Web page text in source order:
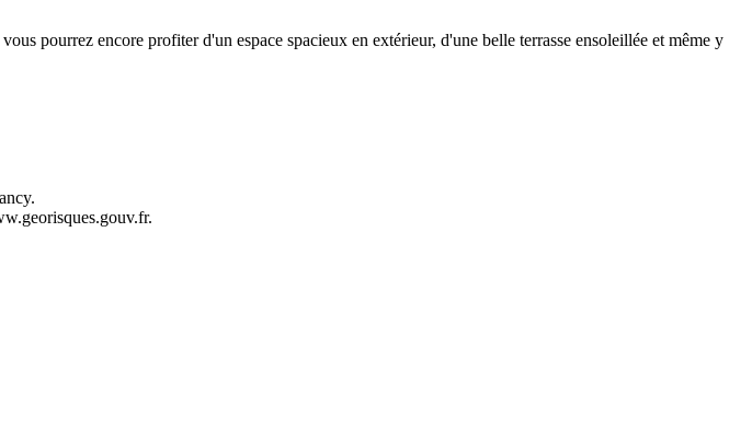
pourrez encore profiter d'un espace spacieux en extérieur, d'une belle terrasse ensoleillée et même y